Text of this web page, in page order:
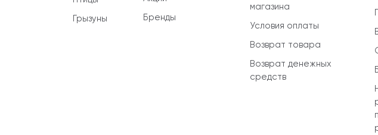
Грызуны
Бренды
магазина
Условия оплаты
Возврат товара
Возврат денежных
средств